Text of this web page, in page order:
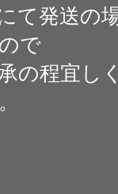
て発送の
で
の程宜し